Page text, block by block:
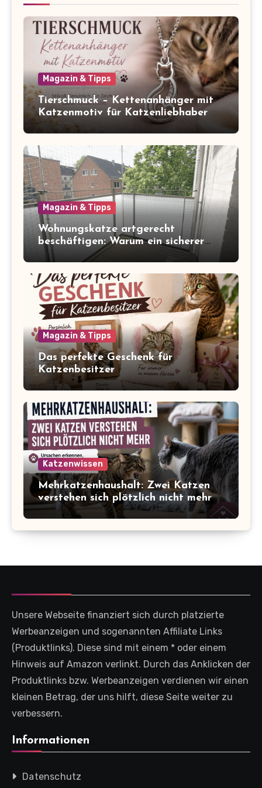
Magazin & Tipps
Tierschmuck – Kettenanhänger mit
Katzenmotiv für Katzenliebhaber
Magazin & Tipps
Wohnungskatze artgerecht
beschäftigen: Warum ein sicherer
Balkon zum Freigang dazugehört
Magazin & Tipps
Das perfekte Geschenk für
Katzenbesitzer
Katzenwissen
Mehrkatzenhaushalt: Zwei Katzen
verstehen sich plötzlich nicht mehr
Unsere Webseite finanziert sich durch platzierte
Werbeanzeigen und sogenannten Affiliate Links
(Produktlinks). Diese sind mit einem * oder einem
Hinweis auf Amazon verlinkt. Durch das Anklicken der
Produktlinks bzw. Werbeanzeigen verdienen wir einen
kleinen Betrag, der uns hilft, diese Seite weiter zu
verbessern.
Informationen
Datenschutz